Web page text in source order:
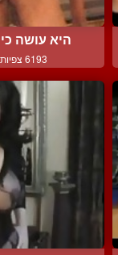
היא עושה
6193 צפיות